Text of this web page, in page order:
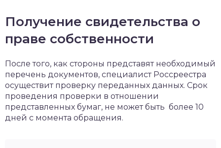
Получение свидетельства о
праве собственности
После того, как стороны представят необходимый
перечень документов, специалист Россреестра
осуществит проверку переданных данных. Срок
проведения проверки в отношении
представленных бумаг, не может быть более 10
дней с момента обращения.